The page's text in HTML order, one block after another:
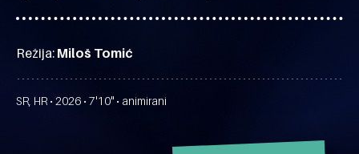
Režija: Miloš Tomić
SR, HR • 2026 • 7'10" • animirani